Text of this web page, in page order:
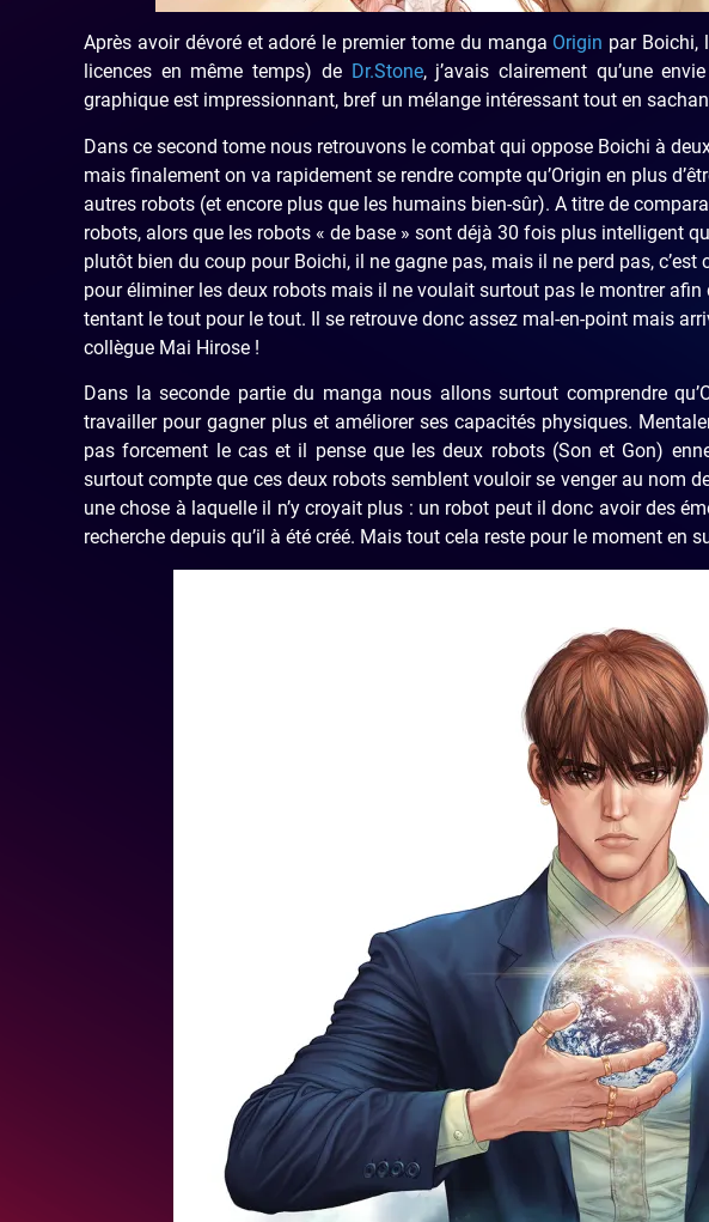
Après avoir dévoré et adoré le premier tome du manga Origin par Boichi,
licences en même temps) de Dr.Stone, j’avais clairement qu’une
graphique est impressionnant, bref un mélange intéressant tout en
Dans ce second tome nous retrouvons le combat qui oppose Boichi à
mais finalement on va rapidement se rendre compte qu’Origin en plus
autres robots (et encore plus que les humains bien-sûr). A titre de
robots, alors que les robots « de base » sont déjà 30 fois plus intelligent
plutôt bien du coup pour Boichi, il ne gagne pas, mais il ne perd pas,
pour éliminer les deux robots mais il ne voulait surtout pas le montrer
tentant le tout pour le tout. Il se retrouve donc assez mal-en-point mais
collègue Mai Hirose !
Dans la seconde partie du manga nous allons surtout comprendre
travailler pour gagner plus et améliorer ses capacités physiques.
pas forcement le cas et il pense que les deux robots (Son et Gon)
surtout compte que ces deux robots semblent vouloir se venger au nom
une chose à laquelle il n’y croyait plus : un robot peut il donc avoir des
recherche depuis qu’il à été créé. Mais tout cela reste pour le moment en